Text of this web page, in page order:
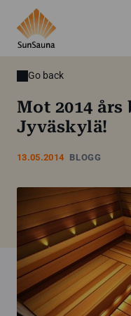
Go back
13.05.2014 BLOGG
Mot 2014 års
Jyväskylä!